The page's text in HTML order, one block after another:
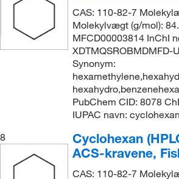
CAS: 110-82-7
Molekylvægt (g/mol):
MFCD00003814 InChI
XDTMQSROBMDMFD-
Synonym:
PubChem CID: 8078
IUPAC navn:
8
Cyclohexan
ACS-kravene,
CAS: 110-82-7